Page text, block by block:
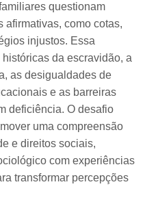
questionam
afirmativas, como cotas,
injustos. Essa
da escravidão, a
as desigualdades de
e as barreiras
deficiência. O desafio
uma compreensão
e direitos sociais,
com experiências
transformar percepções